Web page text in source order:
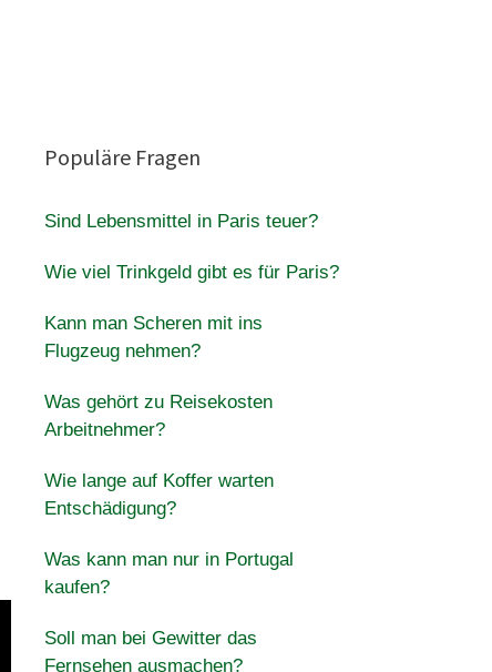
Populäre Fragen
Sind Lebensmittel in Paris teuer?
Wie viel Trinkgeld gibt es für Paris?
Kann man Scheren mit ins
Flugzeug nehmen?
Was gehört zu Reisekosten
Arbeitnehmer?
Wie lange auf Koffer warten
Entschädigung?
Was kann man nur in Portugal
kaufen?
Soll man bei Gewitter das
Fernsehen ausmachen?